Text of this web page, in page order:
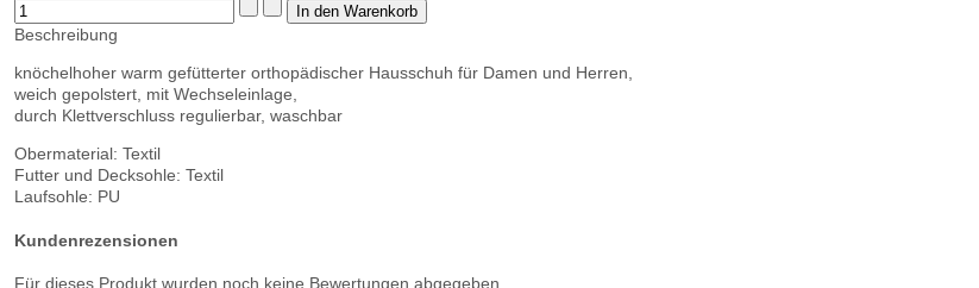
Beschreibung
knöchelhoher warm gefütterter orthopädischer Hausschuh für Damen und Herren,
weich gepolstert, mit Wechseleinlage,
durch Klettverschluss regulierbar, waschbar
Obermaterial: Textil
Futter und Decksohle: Textil
Laufsohle: PU
Kundenrezensionen
Für dieses Produkt wurden noch keine Bewertungen abgegeben.